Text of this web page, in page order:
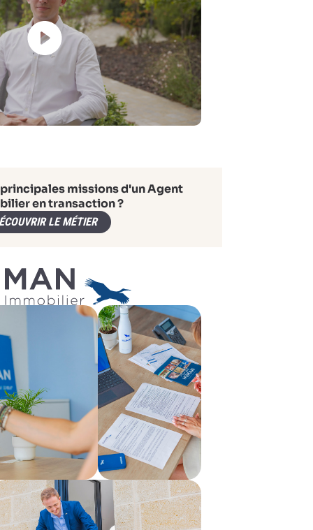
missions d'un Agent
en transaction ?
LE MÉTIER